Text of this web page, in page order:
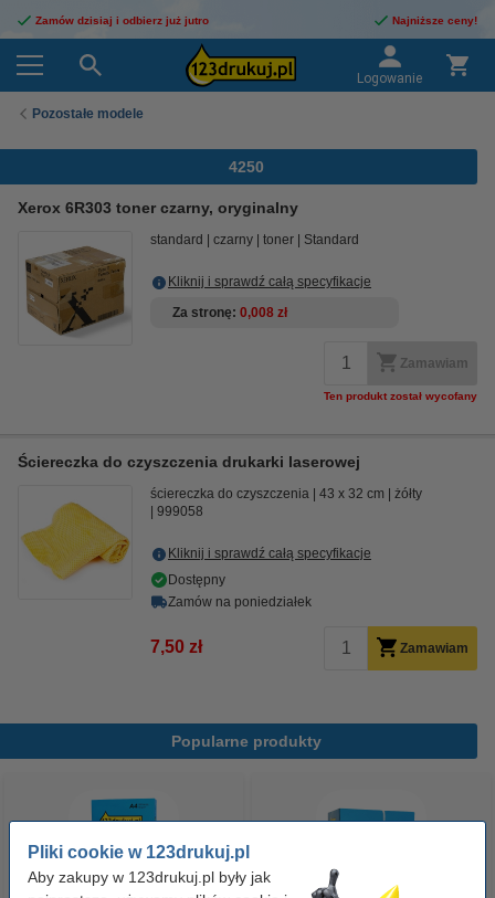
Pliki cookie w 123drukuj.pl
Aby zakupy w 123drukuj.pl były jak
Zamów dzisiaj i odbierz już jutro Najniższe ceny!
Logowanie
Pozostałe modele
4250
Xerox 6R303 toner czarny, oryginalny
standard czarny toner Standard
Kliknij i sprawdź całą specyfikacje
Za stronę 0,008 zł
Zamawiam
Ten produkt został wycofany
Ściereczka do czyszczenia drukarki laserowej
ściereczka do czyszczenia 43 x 32 cm
żółty
999058
Kliknij i sprawdź całą specyfikacje
Dostępny
Zamów na poniedziałek
7,50 zł Zamawiam
Popularne produkty